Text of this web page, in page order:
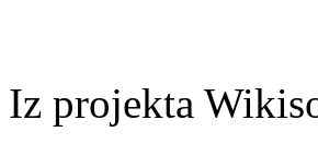
Iz projekta